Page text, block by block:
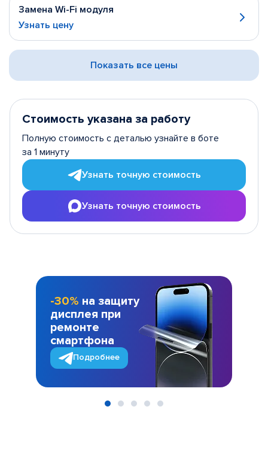
Замена Wi-Fi модуля
Узнать цену
Показать все цены
Стоимость указана за работу
Полную стоимость с деталью узнайте в боте
за 1 минуту
Узнать точную стоимость
Узнать точную стоимость
-30% на защиту
дисплея при
ремонте
смартфона
Подробнее